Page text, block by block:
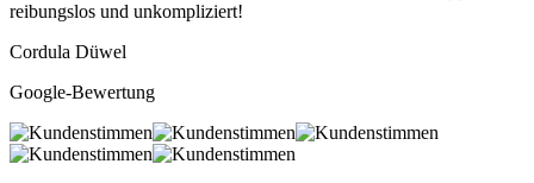
reibungslos und unkompliziert!
Cordula Düwel
Google-Bewertung